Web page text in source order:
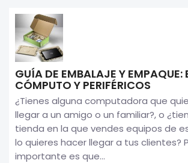
GUÍA DE EMBALAJE Y EMPAQUE:
CÓMPUTO Y PERIFÉRICOS
¿Tienes alguna computadora que
llegar a un amigo o un familiar?, o
tienda en la que vendes equipos de
lo quieres hacer llegar a tus clientes?
importante es que...